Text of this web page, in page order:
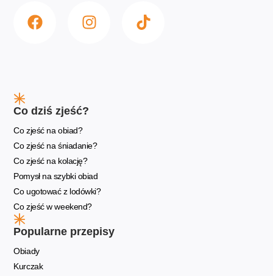
Co dziś zjeść?
Co zjeść na obiad?
Co zjeść na śniadanie?
Co zjeść na kolację?
Pomysł na szybki obiad
Co ugotować z lodówki?
Co zjeść w weekend?
Popularne przepisy
Obiady
Kurczak